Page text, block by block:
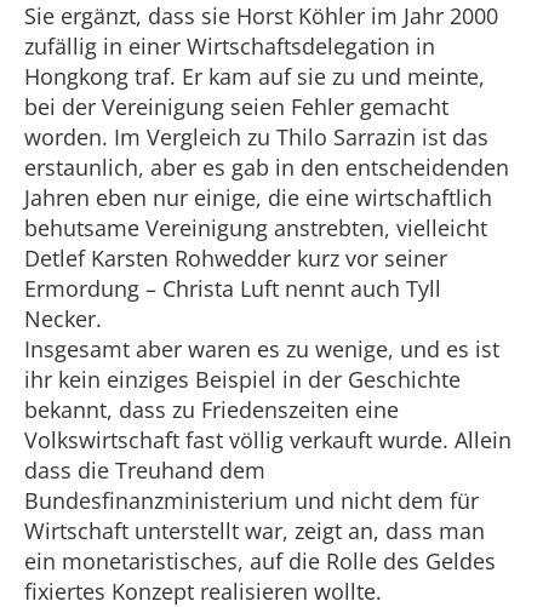
Sie ergänzt, dass sie Horst Köhler im Jahr 2000
zufällig in einer Wirtschaftsdelegation in
Hongkong traf. Er kam auf sie zu und meinte,
bei der Vereinigung seien Fehler gemacht
worden. Im Vergleich zu Thilo Sarrazin ist das
erstaunlich, aber es gab in den entscheidenden
Jahren eben nur einige, die eine wirtschaftlich
behutsame Vereinigung anstrebten, vielleicht
Detlef Karsten Rohwedder kurz vor seiner
Ermordung – Christa Luft nennt auch Tyll
Necker.
Insgesamt aber waren es zu wenige, und es ist
ihr kein einziges Beispiel in der Geschichte
bekannt, dass zu Friedenszeiten eine
Volkswirtschaft fast völlig verkauft wurde. Allein
dass die Treuhand dem
Bundesfinanzministerium und nicht dem für
Wirtschaft unterstellt war, zeigt an, dass man
ein monetaristisches, auf die Rolle des Geldes
fixiertes Konzept realisieren wollte.